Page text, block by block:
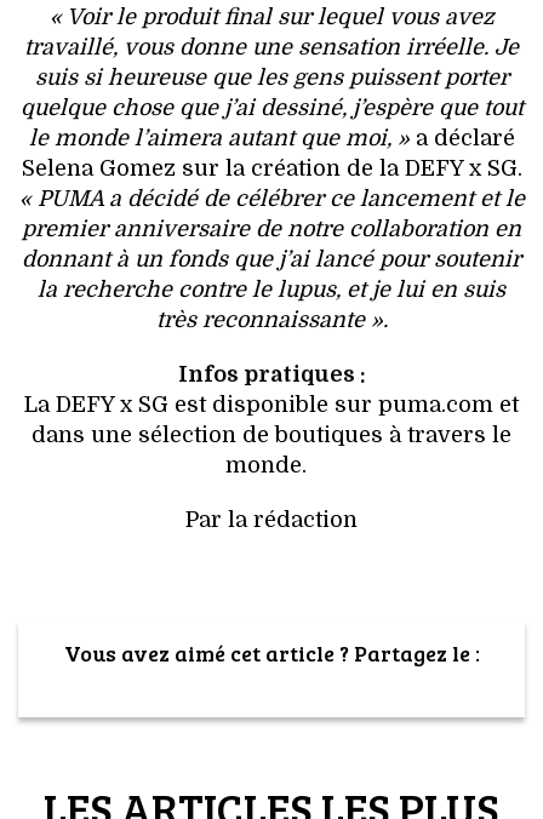
« Voir le produit final sur lequel vous avez
travaillé, vous donne une sensation irréelle. Je
suis si heureuse que les gens puissent porter
quelque chose que j’ai dessiné, j’espère que tout
le monde l’aimera autant que moi, »a déclaré
Selena Gomez sur la création de la DEFY x SG.
« PUMA a décidé de célébrer ce lancement et le
premier anniversaire de notre collaboration en
donnant à un fonds que j’ai lancé pour soutenir
la recherche contre le lupus, et je lui en suis
très reconnaissante ».
Infos pratiques :
La DEFY x SG est disponible sur puma.com et
dans une sélection de boutiques à travers le
monde.
Par la rédaction
Vous avez aimé cet article ? Partagez le :